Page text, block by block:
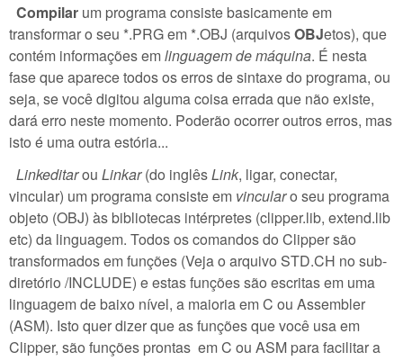
Compilar um programa consiste basicamente em
transformar o seu *.PRG em *.OBJ (arquivosOBJetos), que
contém informações emlinguagem de máquina. É nesta
fase que aparece todos os erros de sintaxe do programa, ou
seja, se você digitou alguma coisa errada que não existe,
dará erro neste momento. Poderão ocorrer outros erros, mas
isto é uma outra estória...
Linkeditarou Linkar(do inglêsLink, ligar, conectar,
vincular) um programa consiste em vincularo seu programa
objeto (OBJ) às bibliotecas intérpretes (clipper.lib, extend.lib
etc) da linguagem. Todos os comandos do Clipper são
transformados em funções (Veja o arquivo STD.CH no sub-
diretório /INCLUDE) e estas funções são escritas em uma
linguagem de baixo nível, a maioria em C ou Assembler
(ASM). Isto quer dizer que as funções que você usa em
Clipper, são funções prontas em C ou ASM para facilitar a